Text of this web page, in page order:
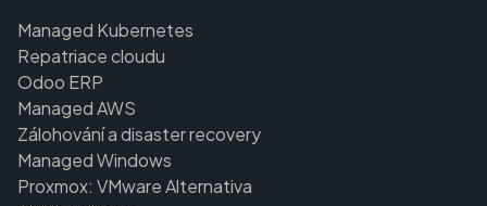
Managed Kubernetes
Repatriace cloudu
Odoo ERP
Managed AWS
Zálohování a disaster recovery
Managed Windows
Proxmox: VMware Alternativa